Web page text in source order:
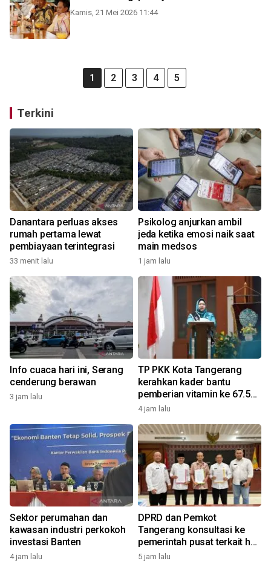
Kamis, 21 Mei 2026 11:44
1 2 3 4 5
Terkini
Danantara perluas akses
rumah pertama lewat
pembiayaan terintegrasi
33 menit lalu
Psikolog anjurkan ambil
jeda ketika emosi naik saat
main medsos
1 jam lalu
Info cuaca hari ini, Serang
cenderung berawan
3 jam lalu
TP PKK Kota Tangerang
kerahkan kader bantu
pemberian vitamin ke 67.556
anak
4 jam lalu
Sektor perumahan dan
kawasan industri perkokoh
investasi Banten
4 jam lalu
DPRD dan Pemkot
Tangerang konsultasi ke
pemerintah pusat terkait hak
PPPK
5 jam lalu